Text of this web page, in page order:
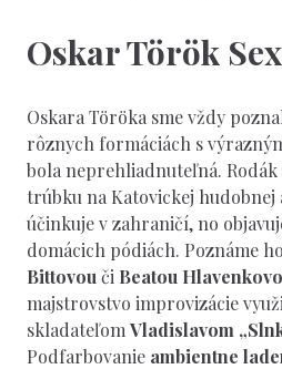
Oskar Török
Oskara Töröka sme vždy
rôznych formáciách s
bola neprehliadnuteľná.
trúbku na Katovickej hudobnej
účinkuje v zahraničí, no
domácich pódiách. Poznáme
Bittovou či Beatou
majstrovstvo improvizácie
skladateľom Vladislavom
Podfarbovanie ambientne